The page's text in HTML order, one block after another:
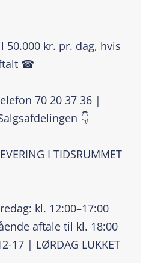
50.000 kr. pr. dag, hvis
☎
70 20 37 36 |
👇
I TIDSRUMMET
kl. 12:00–17:00
aftale til kl. 18:00
17 | LØRDAG LUKKET